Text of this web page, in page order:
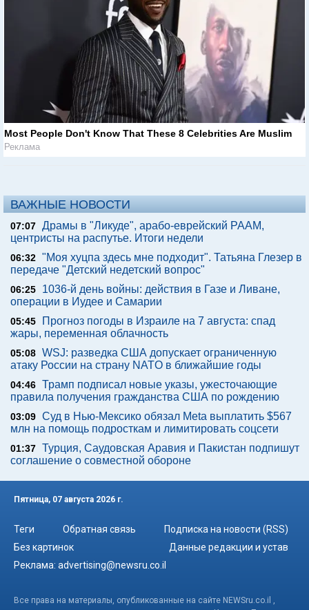
Most People Don't Know That These 8 Celebrities Are Muslim
Реклама
ВАЖНЫЕ НОВОСТИ
07:07 Драмы в "Ликуде", арабо-еврейский РААМ,
центристы на распутье. Итоги недели
06:32 "Моя хуцпа здесь мне подходит". Татьяна Глезер в
передаче "Детский недетский вопрос"
06:25
1036-й день войны: действия в Газе и Ливане,
операции в Иудее и Самарии
05:45
Прогноз погоды в Израиле на 7 августа: спад
жары, переменная облачность
05:08 WSJ: разведка США допускает ограниченную
атаку России на страну NATO в ближайшие годы
04:46 Трамп подписал новые указы, ужесточающие
правила получения гражданства США по рождению
03:09 Суд в Нью-Мексико обязал Meta выплатить $567
млн на помощь подросткам и лимитировать соцсети
01:37 Турция, Саудовская Аравия и Пакистан подпишут
соглашение о совместной обороне
Пятница, 07 августа 2026 г.
Теги Обратная связь
Подписка на новости (RSS)
Без картинок
Данные редакции и устав
Реклама: advertising@newsru.co.il
Все права на материалы, опубликованные на сайте NEWSru.co.il ,